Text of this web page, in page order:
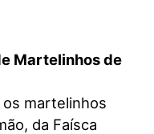
Martelinhos de
martelinhos
da Faísca